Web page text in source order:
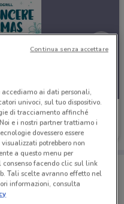
con te!
dei negozi vicino a te,
del risparmio, comodamente
ai dati personali,
univoci, sul tuo dispositivo.
di tracciamento affinché
e i nostri partner trattiamo i
dovessero essere
potrebbero non
a questo menu per
facendo clic sul link
Tali scelte avranno effetto nel
informazioni, consulta
Continua senza accettare